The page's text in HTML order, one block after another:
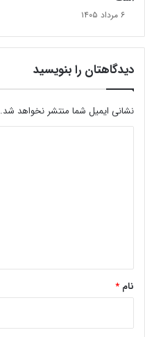
۶ مرداد ۱۴۰۵
دیدگاهتان را بنویسید
نشانی ایمیل شما منتشر نخواهد شد.
نام *